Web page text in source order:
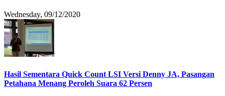
Wednesday, 09/12/2020
Hasil Sementara Quick Count LSI Versi Denny JA, Pasangan
Petahana Menang Peroleh Suara 62 Persen